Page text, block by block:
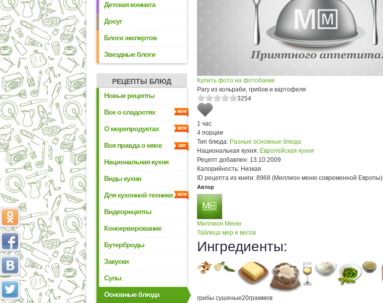
Детская комната
Досуг
Блоги экспертов
Звездные блоги
РЕЦЕПТЫ БЛЮД
Новые рецепты
Все о сладостях
О морепродуктах
Вся правда о мясе
Национальная кухня
Виды кухни
Для кухонной техники
Видеорецепты
Консервирование
Бутерброды
Закуски
Супы
Основные блюда
Купить фото на фотобанке
Рагу из кольраби, грибов и картофеля
3254
1 час
4 порции
Тип блюда: Разные основные блюда
Национальная кухня: Европейская кухня
Рецепт добавлен: 13.10.2009
Калорийность: Низкая
ID рецепта из книги: 8968 (Миллион меню современной Европы)
Автор
Миллион Меню
Таблица мер и весов
Ингредиенты:
грибы сушеные20граммов